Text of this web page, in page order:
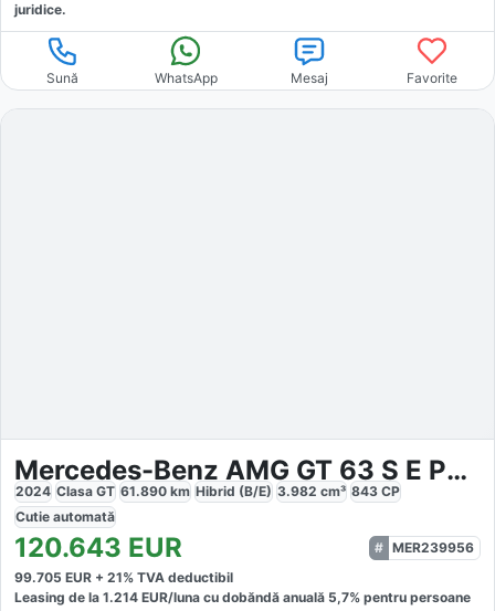
juridice.
Sună WhatsApp Mesaj Favorite
Mercedes-Benz AMG GT 63 S E Performance
2024 Clasa GT 61.890 km Hibrid (B/E) 3.982 cm³ 843 CP
Cutie automată
120.643 EUR
MER239956
99.705 EUR + 21% TVA deductibil
Leasing de la 1.214 EUR/luna cu dobăndă anuală 5,7% pentru persoane